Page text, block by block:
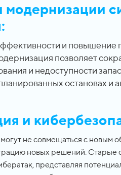
модернизации
и повышение
позволяет
и недоступности
остановах и
и
не совмещаться с новым
новых решений. Старые
представляя